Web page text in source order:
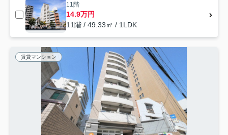
11階
14.9万円
11階 / 49.33㎡ / 1LDK
賃貸マンション